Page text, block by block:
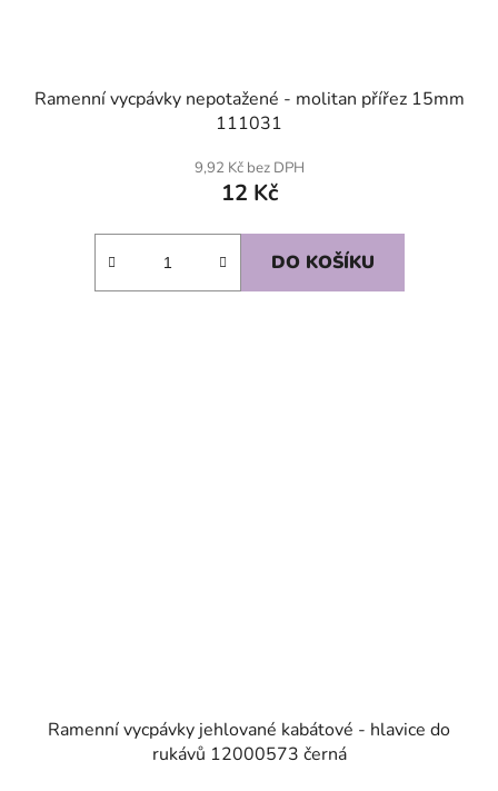
Ramenní vycpávky nepotažené - molitan přířez 15mm
111031
9,92 Kč bez DPH
12 Kč
DO KOŠÍKU
Ramenní vycpávky jehlované kabátové - hlavice do
rukávů 12000573 černá